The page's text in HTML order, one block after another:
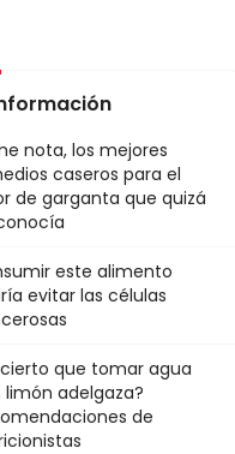
nota, los mejores
caseros para el
de garganta que quizá
este alimento
evitar las células
cierto que tomar agua
limón adelgaza?
de